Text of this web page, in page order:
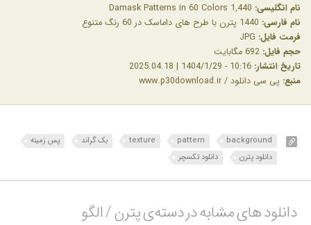
نام انگلیسی:
نام فارسی:
فرمت فایل:
حجم فایل:
تاریخ انتشار:
منبع: پی سی دانلود / www.p30download.ir
background
pattern
texture بک گراند
پس زمینه
دانلود پترن
دانلود تکسچر
دانلود های مشابه در دسته‌ی‌ پترن / الگو‎